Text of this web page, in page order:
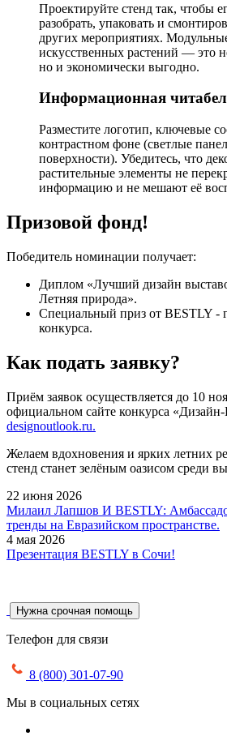
Проектируйте стенд так, чтобы
разобрать, упаковать и
других мероприятиях.
искусственных растений — это
но и экономически выгодно.
Информационная
Разместите логотип, ключевые
контрастном фоне (светлые
поверхности). Убедитесь, что
растительные элементы не
информацию и не мешают её
Призовой фонд!
Победитель номинации получает:
Диплом «Лучший дизайн
Летняя природа».
Специальный приз от BESTLY -
конкурса.
Как подать заявку?
Приём заявок осуществляется до 10
официальном сайте конкурса
designoutlook.ru.
Желаем вдохновения и ярких летних
стенд станет зелёным оазисом среди
22 июня 2026
Милаил Лапшов И BESTLY:
тренды на Евразийском пространстве.
4 мая 2026
Презентация BESTLY в Сочи!
Нужна срочная помощь
Телефон для связи
8 (800) 301-07-90
Мы в социальных сетях